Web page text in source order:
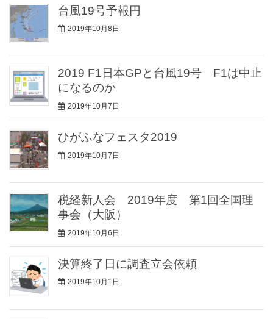
台風19号予報円
2019年10月8日
2019 F1日本GPと台風19号 F1は中止
になるのか
2019年10月7日
ひがふなフェスタ2019
2019年10月7日
税経新人会 2019年度 第1回全国理
事会（大阪）
2019年10月6日
決算終了日に調査立会依頼
2019年10月1日